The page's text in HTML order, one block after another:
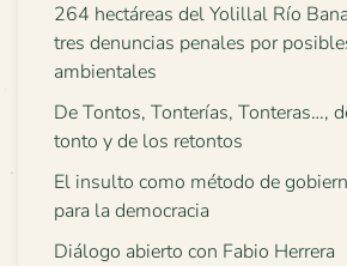
264 hectáreas del Yolillal Río
tres denuncias penales por
ambientales
De Tontos, Tonterías, Tonteras…,
tonto y de los retontos
El insulto como método de
para la democracia
Diálogo abierto con Fabio Herrera